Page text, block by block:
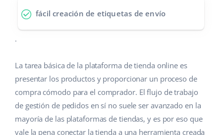
fácil creación de etiquetas de envío
.
La tarea básica de la plataforma de tienda online es
presentar los productos y proporcionar un proceso de
compra cómodo para el comprador. El flujo de trabajo
de gestión de pedidos en sí no suele ser avanzado en la
mayoría de las plataformas de tiendas, y es por eso que
vale la pena conectar la tienda a una herramienta creada